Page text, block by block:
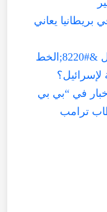
في بريطانيا يعاني
خطة ترامب في غزة: هل يتحول &#8220;الخط
في “بي بي
ترامب